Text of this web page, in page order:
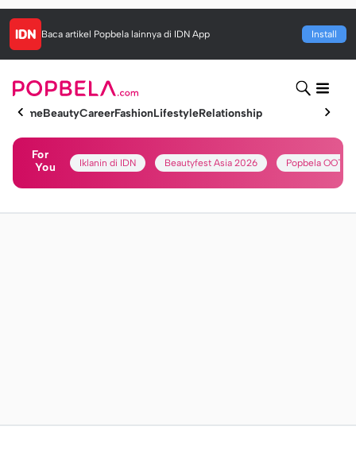
Baca artikel Popbela lainnya di IDN App Install
HomeBeautyCareerFashionLifestyleRelationship
For
You
Iklanin di IDN Beautyfest Asia 2026 Popbela OOTD